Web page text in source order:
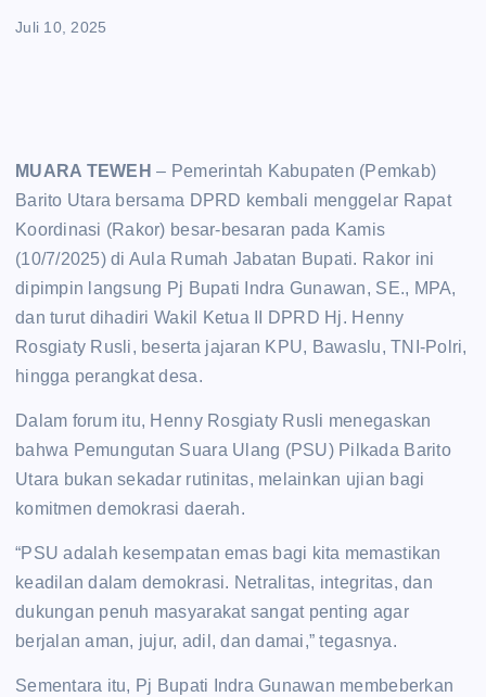
Juli 10, 2025
MUARA TEWEH – Pemerintah Kabupaten (Pemkab)
Barito Utara bersama DPRD kembali menggelar Rapat
Koordinasi (Rakor) besar-besaran pada Kamis
(10/7/2025) di Aula Rumah Jabatan Bupati. Rakor ini
dipimpin langsung Pj Bupati Indra Gunawan, SE., MPA,
dan turut dihadiri Wakil Ketua II DPRD Hj. Henny
Rosgiaty Rusli, beserta jajaran KPU, Bawaslu, TNI-Polri,
hingga perangkat desa.
Dalam forum itu, Henny Rosgiaty Rusli menegaskan
bahwa Pemungutan Suara Ulang (PSU) Pilkada Barito
Utara bukan sekadar rutinitas, melainkan ujian bagi
komitmen demokrasi daerah.
“PSU adalah kesempatan emas bagi kita memastikan
keadilan dalam demokrasi. Netralitas, integritas, dan
dukungan penuh masyarakat sangat penting agar
berjalan aman, jujur, adil, dan damai,” tegasnya.
Sementara itu, Pj Bupati Indra Gunawan membeberkan